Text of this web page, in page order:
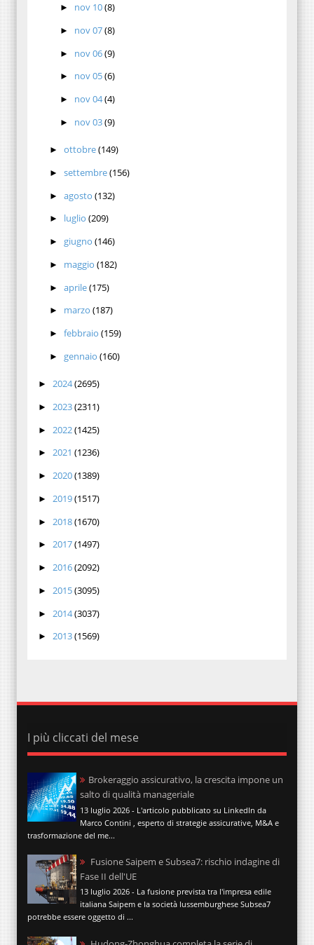
► nov 10(8)
► nov 07(8)
► nov 06(9)
► nov 05(6)
► nov 04(4)
► nov 03(9)
► ottobre(149)
► settembre(156)
► agosto (132)
► luglio (209)
► giugno (146)
► maggio (182)
► aprile(175)
► marzo (187)
► febbraio (159)
► gennaio (160)
► 2024(2695)
► 2023(2311)
► 2022(1425)
► 2021 (1236)
► 2020(1389)
► 2019(1517)
► 2018(1670)
► 2017(1497)
► 2016(2092)
► 2015(3095)
► 2014(3037)
► 2013(1569)
I più cliccati del mese
Brokeraggio assicurativo, la crescita impone un
salto di qualità manageriale
13 luglio 2026 - L'articolo pubblicato su LinkedIn da
Marco Contini , esperto di strategie assicurative, M&A e
trasformazione del me...
Fusione Saipem e Subsea7: rischio indagine di
Fase II dell'UE
13 luglio 2026 - La fusione prevista tra l'impresa edile
italiana Saipem e la società lussemburghese Subsea7
potrebbe essere oggetto di ...